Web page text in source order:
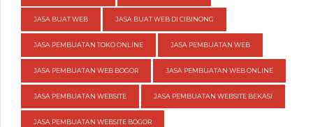
JASA BUAT WEB JASA BUAT WEB DI CIBINONG
JASA PEMBUATAN TOKO ONLINE JASA PEMBUATAN WEB
JASA PEMBUATAN WEB BOGOR JASA PEMBUATAN WEB ONLINE
JASA PEMBUATAN WEBSITE JASA PEMBUATAN WEBSITE BEKASI
JASA PEMBUATAN WEBSITE BOGOR